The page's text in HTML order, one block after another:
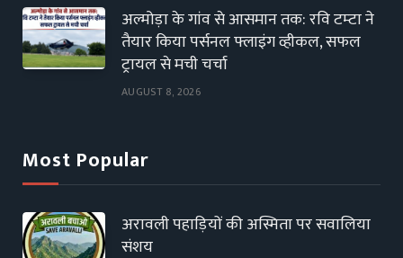
अल्मोड़ा के गांव से आसमान तक: रवि टम्टा ने
तैयार किया पर्सनल फ्लाइंग व्हीकल, सफल
ट्रायल से मची चर्चा
AUGUST 8, 2026
Most Popular
अरावली पहाड़ियों की अस्मिता पर सवालिया
संशय